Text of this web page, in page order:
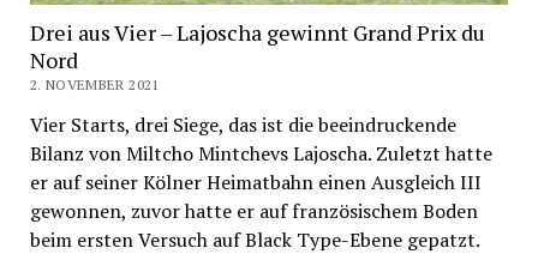
Drei aus Vier – Lajoscha gewinnt Grand Prix du
Nord
2. NOVEMBER 2021
Vier Starts, drei Siege, das ist die beeindruckende
Bilanz von Miltcho Mintchevs Lajoscha. Zuletzt hatte
er auf seiner Kölner Heimatbahn einen Ausgleich III
gewonnen, zuvor hatte er auf französischem Boden
beim ersten Versuch auf Black Type-Ebene gepatzt.